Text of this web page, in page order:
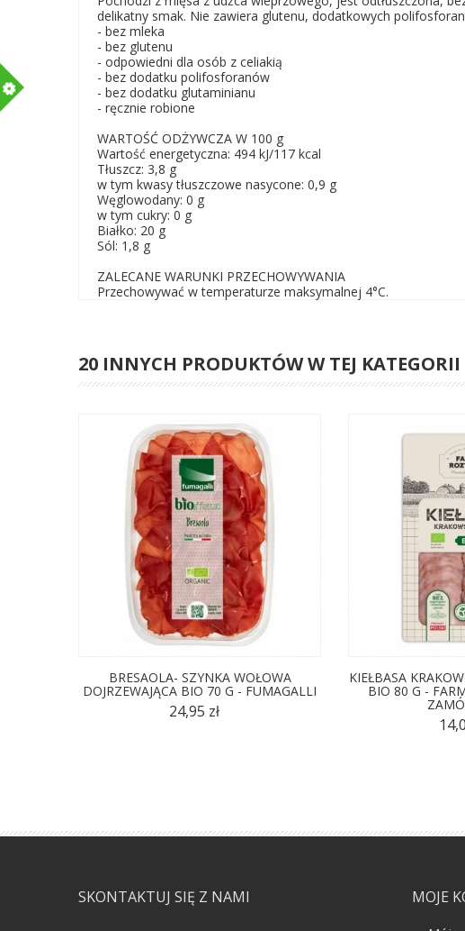
delikatny smak. Nie zawiera glutenu, dodatkowych
- bez mleka
- bez glutenu
- odpowiedni dla osób z celiakią
- bez dodatku polifosforanów
- bez dodatku glutaminianu
- ręcznie robione
WARTOŚĆ ODŻYWCZA W 100 g
Wartość energetyczna: 494 kJ/117 kcal
Tłuszcz: 3,8 g
w tym kwasy tłuszczowe nasycone: 0,9 g
Węglowodany: 0 g
w tym cukry: 0 g
Białko: 20 g
Sól: 1,8 g
ZALECANE WARUNKI PRZECHOWYWANIA
Przechowywać w temperaturze maksymalnej 4°C.
20 INNYCH PRODUKTÓW W TEJ KATEGORII
BRESAOLA- SZYNKA WOŁOWA
DOJRZEWAJĄCA BIO 70 G - FUMAGALLI
24,95 zł
KIEŁBASA
BIO 80 G -
SKONTAKTUJ SIĘ Z NAMI MOJE